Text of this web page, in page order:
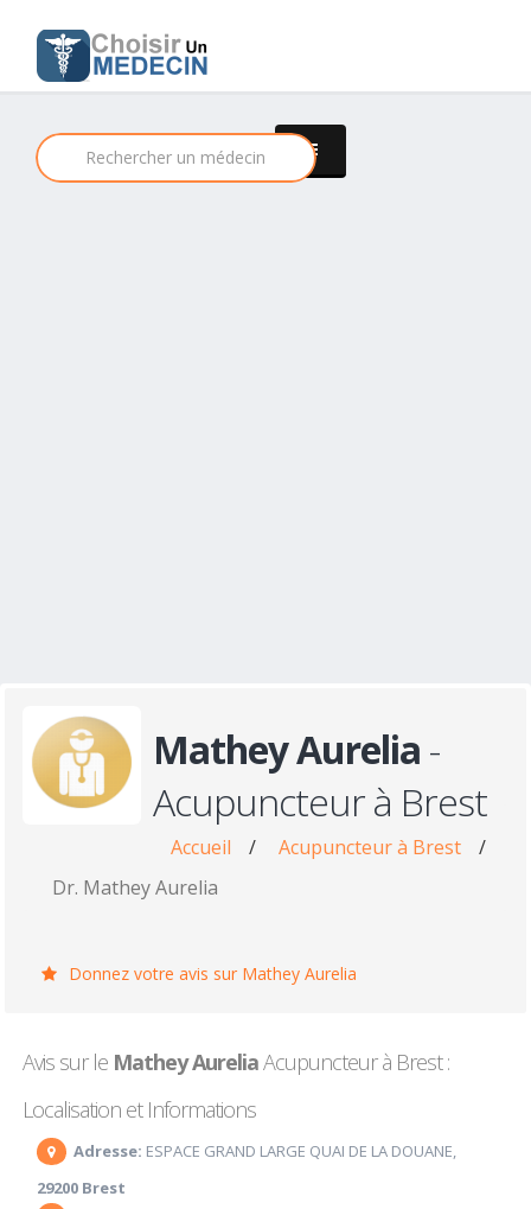
Mathey Aurelia -
Acupuncteur à Brest
Accueil / Acupuncteur à Brest
/
Dr. Mathey Aurelia
Donnez votre avis sur Mathey Aurelia
Avis sur le Mathey AureliaAcupuncteur à Brest :
Localisation et Informations
Adresse: ESPACE GRAND LARGE QUAI DE LA DOUANE,
29200 Brest